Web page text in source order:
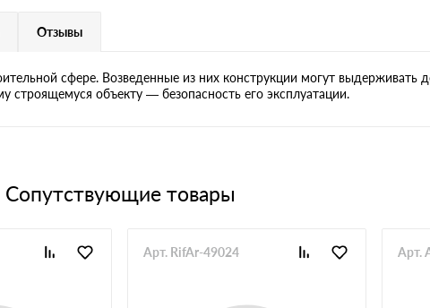
Отзывы
сфере. Возведенные из них конструкции могут выдерживать
строящемуся объекту — безопасность его эксплуатации.
Сопутствующие товары
Арт. RifAr-49024 Арт.